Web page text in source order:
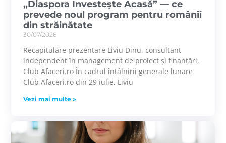
„Diaspora Investește Acasă” — ce
prevede noul program pentru românii
din străinătate
30/07/2026
Recapitulare prezentare Liviu Dinu, consultant
independent în management de proiect și finanțări,
Club Afaceri.ro În cadrul întâlnirii generale lunare
Club Afaceri.ro din 29 iulie, Liviu
Vezi mai multe »